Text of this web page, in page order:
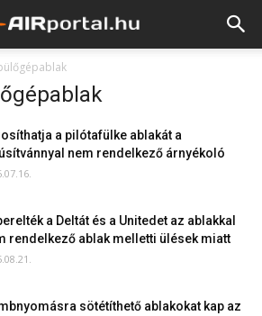
a pilótafülke ablakát a
nem rendelkező árnyékoló
a Deltát és a Unitedet az ablakkal
rendelkező ablak melletti ülések miatt
sötétíthető ablakokat kap az